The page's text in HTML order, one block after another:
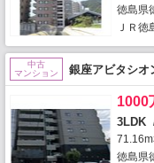
徳島県
ＪＲ徳
中古
マンション
銀座アビタシオ
1000
3LDK
71.16m
徳島県